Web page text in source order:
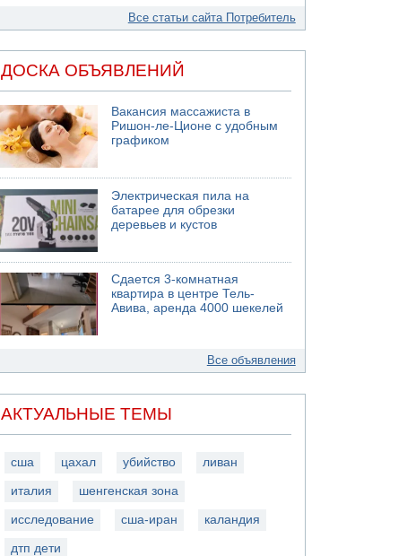
Все статьи сайта Потребитель
ДОСКА ОБЪЯВЛЕНИЙ
Вакансия массажиста в
Ришон-ле-Ционе с удобным
графиком
Электрическая пила на
батарее для обрезки
деревьев и кустов
Сдается 3-комнатная
квартира в центре Тель-
Авива, аренда 4000 шекелей
Все объявления
АКТУАЛЬНЫЕ ТЕМЫ
сша цахал убийство ливан
италия шенгенская зона
исследование сша-иран каландия
дтп дети